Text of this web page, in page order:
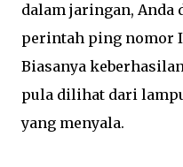
dalam jaringan, Anda
perintah ping nomor
Biasanya
pula dilihat dari
yang menyala.